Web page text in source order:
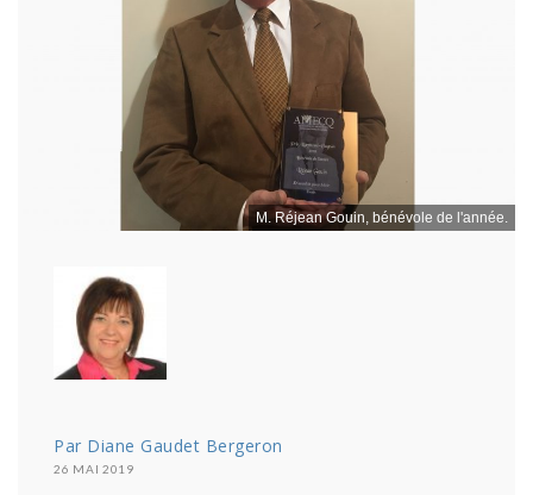
M. Réjean Gouin, bénévole de l'année.
Par Diane Gaudet Bergeron
26 MAI 2019